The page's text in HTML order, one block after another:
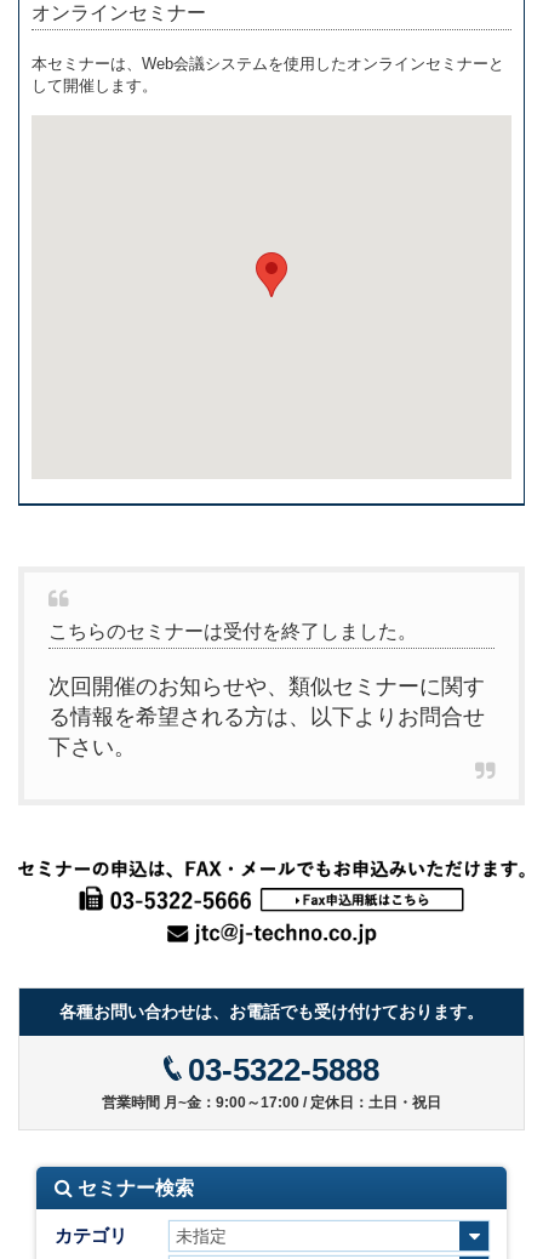
オンラインセミナー
本セミナーは、Web会議システムを使用したオンラインセミナーと
して開催します。
こちらのセミナーは受付を終了しました。
次回開催のお知らせや、類似セミナーに関す
る情報を希望される方は、以下よりお問合せ
下さい。
各種お問い合わせは、お電話でも受け付けております。
03-5322-5888
営業時間 月~金：9:00～17:00 / 定休日：土日・祝日
セミナー検索
カテゴリ